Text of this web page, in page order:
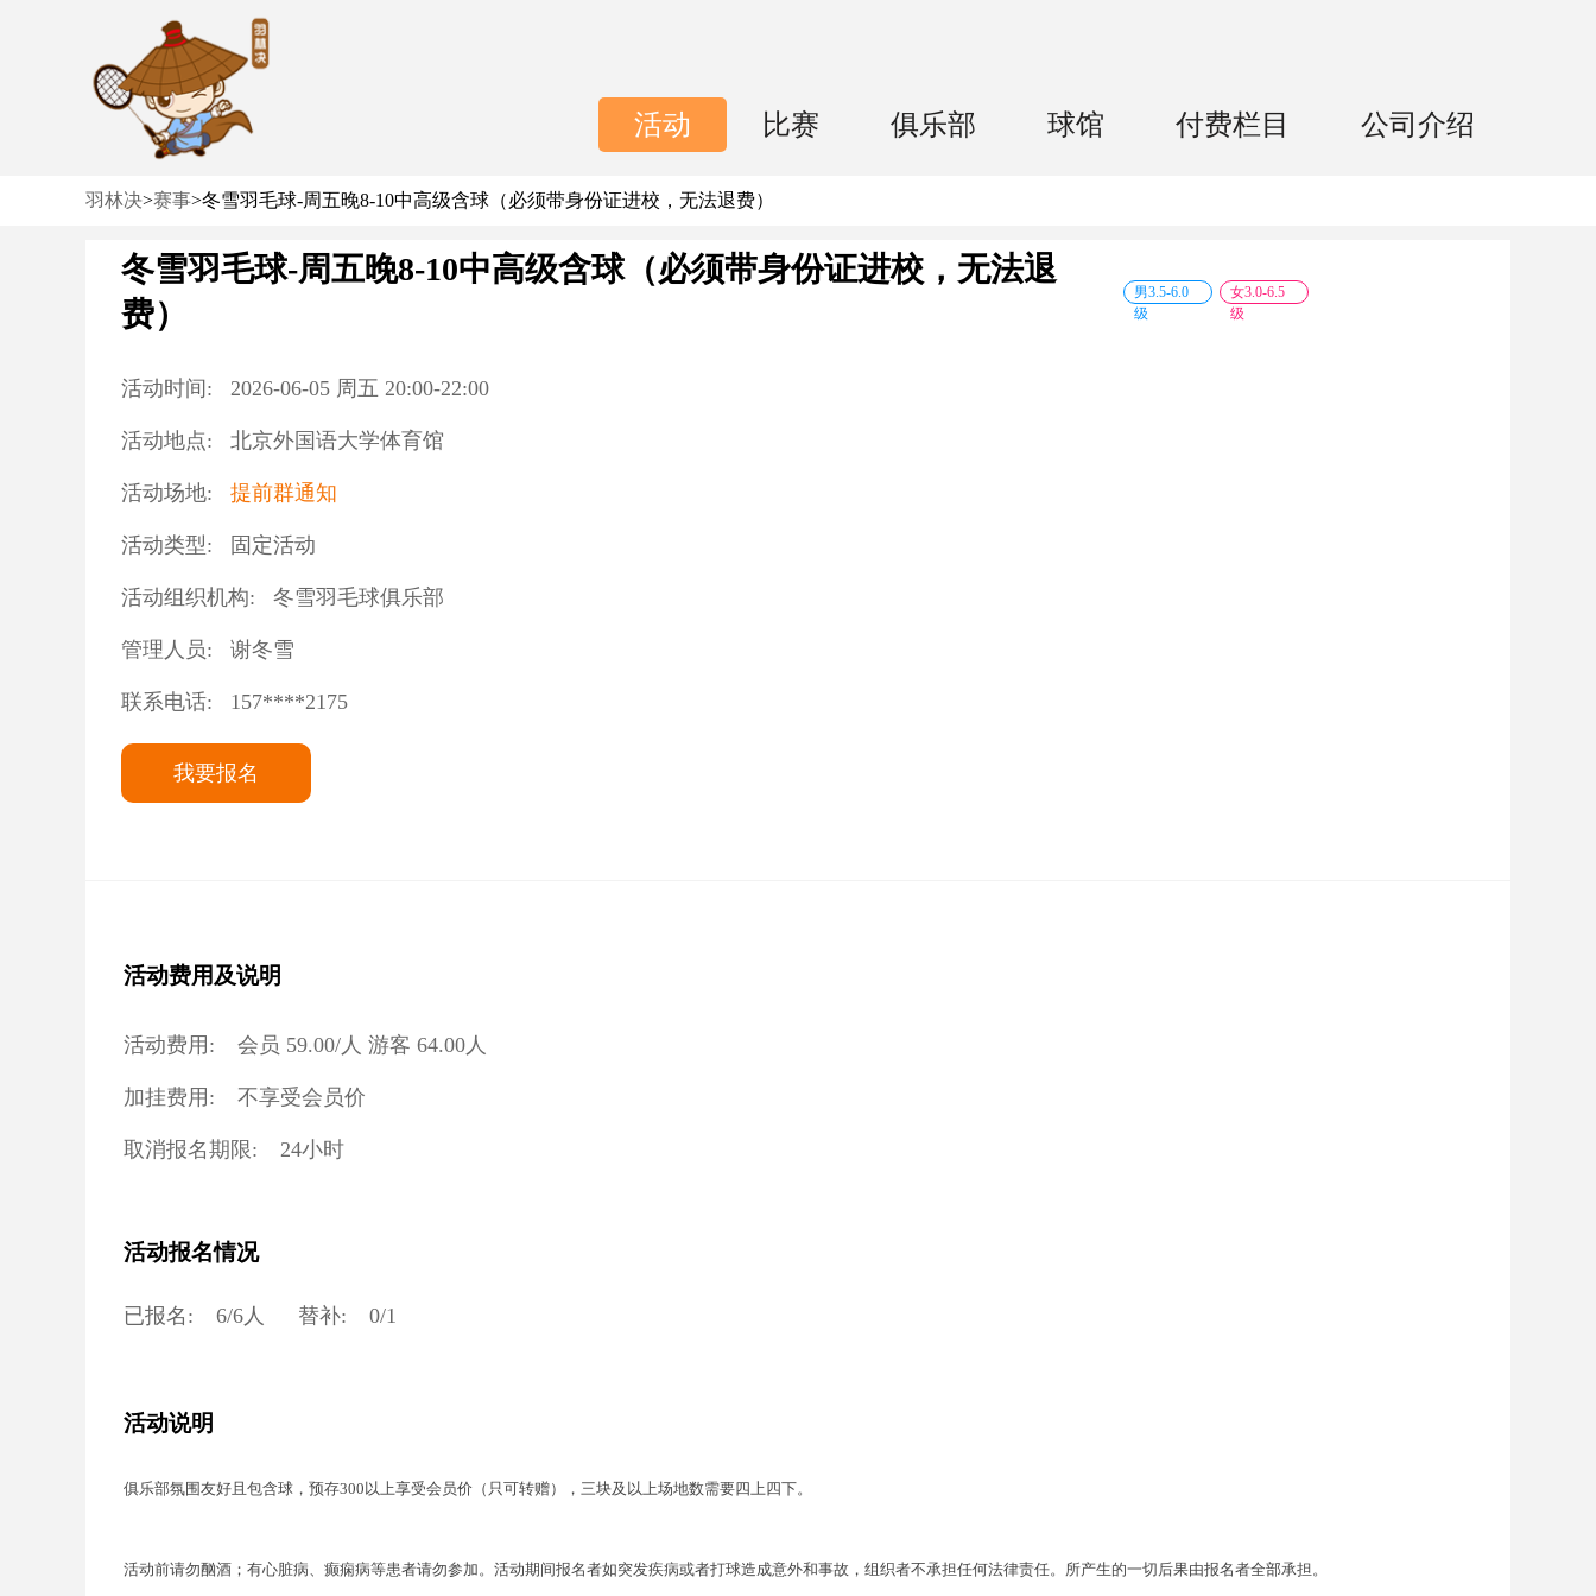
活动 比赛 俱乐部 球馆 付费栏目 公司介绍
羽林决>赛事>冬雪羽毛球-周五晚8-10中高级含球（必须带身份证进校，无法退费）
冬雪羽毛球-周五晚8-10中高级含球（必须带身份证进校，无法退
费）
男3.5-6.0
级
女3.0-6.5
级
活动时间: 2026-06-05 周五 20:00-22:00
活动地点: 北京外国语大学体育馆
活动场地: 提前群通知
活动类型: 固定活动
活动组织机构: 冬雪羽毛球俱乐部
管理人员: 谢冬雪
联系电话: 157****2175
我要报名
活动费用及说明
活动费用: 会员 59.00/人 游客 64.00人
加挂费用: 不享受会员价
取消报名期限: 24小时
活动报名情况
已报名: 6/6人 替补: 0/1
活动说明
俱乐部氛围友好且包含球，预存300以上享受会员价（只可转赠），三块及以上场地数需要四上四下。
活动前请勿酗酒；有心脏病、癫痫病等患者请勿参加。活动期间报名者如突发疾病或者打球造成意外和事故，组织者不承担任何法律责任。所产生的一切后果由报名者全部承担。